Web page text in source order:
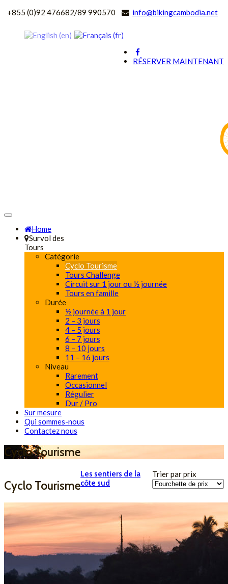
+855 (0)92 476682/89 990570 info@bikingcambodia.net
RÉSERVER MAINTENANT
Home
Survol des
Tours
Catégorie
Cyclo Tourisme
Tours Challenge
Circuit sur 1 jour ou ½ journée
Tours en famille
Durée
½ journée à 1 jour
2 – 3 jours
4 – 5 jours
6 – 7 jours
8 – 10 jours
11 – 16 jours
Niveau
Rarement
Occasionnel
Régulier
Dur / Pro
Sur mesure
Qui sommes-nous
Contactez nous
Cyclo Tourisme
Cyclo Tourisme
Trier par prix
Les sentiers de la
côte sud